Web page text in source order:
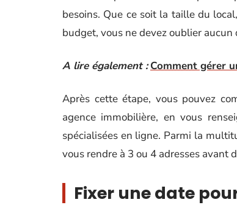
besoins. Que ce soit la taille du
budget, vous ne devez oublier aucun
A lire également : Comment gérer
Après cette étape, vous pouvez
agence immobilière, en vous
spécialisées en ligne. Parmi la
vous rendre à 3 ou 4 adresses avant
Fixer une date